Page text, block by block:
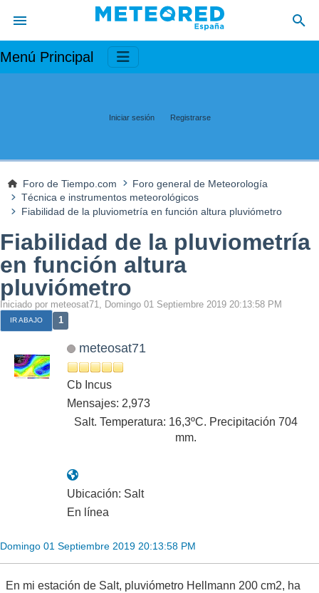
Menú Principal
Iniciar sesión Registrarse
Foro de Tiempo.com
Foro general de Meteorología
Técnica e instrumentos meteorológicos
Fiabilidad de la pluviometría en función altura pluviómetro
Fiabilidad de la pluviometría
en función altura
pluviómetro
Iniciado por meteosat71, Domingo 01 Septiembre 2019 20:13:58 PM
IR ABAJO 1
meteosat71
Cb Incus
Mensajes: 2,973
Salt. Temperatura: 16,3ºC. Precipitación 704
mm.
Ubicación: Salt
En línea
Domingo 01 Septiembre 2019 20:13:58 PM
En mi estación de Salt, pluviómetro Hellmann 200 cm2, ha